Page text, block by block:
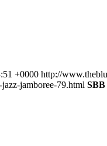
+0000 http://
jamboree-79.html SBB